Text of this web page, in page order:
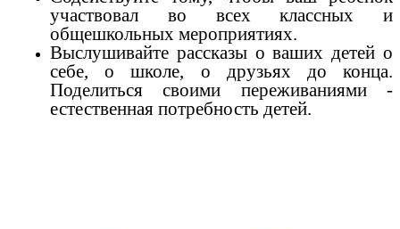
участвовал во всех классных и
общешкольных мероприятиях.
Выслушивайте рассказы о ваших детей о
себе, о школе, о друзьях до конца.
Поделиться своими переживаниями -
естественная потребность детей.